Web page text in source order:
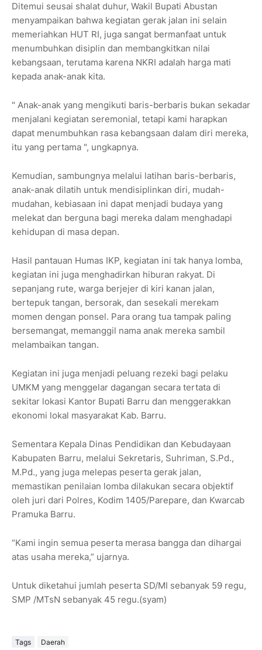
Ditemui seusai shalat duhur, Wakil Bupati Abustan
menyampaikan bahwa kegiatan gerak jalan ini selain
memeriahkan HUT RI, juga sangat bermanfaat untuk
menumbuhkan disiplin dan membangkitkan nilai
kebangsaan, terutama karena NKRI adalah harga mati
kepada anak-anak kita.
" Anak-anak yang mengikuti baris-berbaris bukan sekadar
menjalani kegiatan seremonial, tetapi kami harapkan
dapat menumbuhkan rasa kebangsaan dalam diri mereka,
itu yang pertama ", ungkapnya.
Kemudian, sambungnya melalui latihan baris-berbaris,
anak-anak dilatih untuk mendisiplinkan diri, mudah-
mudahan, kebiasaan ini dapat menjadi budaya yang
melekat dan berguna bagi mereka dalam menghadapi
kehidupan di masa depan.
Hasil pantauan Humas IKP, kegiatan ini tak hanya lomba,
kegiatan ini juga menghadirkan hiburan rakyat. Di
sepanjang rute, warga berjejer di kiri kanan jalan,
bertepuk tangan, bersorak, dan sesekali merekam
momen dengan ponsel. Para orang tua tampak paling
bersemangat, memanggil nama anak mereka sambil
melambaikan tangan.
Kegiatan ini juga menjadi peluang rezeki bagi pelaku
UMKM yang menggelar dagangan secara tertata di
sekitar lokasi Kantor Bupati Barru dan menggerakkan
ekonomi lokal masyarakat Kab. Barru.
Sementara Kepala Dinas Pendidikan dan Kebudayaan
Kabupaten Barru, melalui Sekretaris, Suhriman, S.Pd.,
M.Pd., yang juga melepas peserta gerak jalan,
memastikan penilaian lomba dilakukan secara objektif
oleh juri dari Polres, Kodim 1405/Parepare, dan Kwarcab
Pramuka Barru.
“Kami ingin semua peserta merasa bangga dan dihargai
atas usaha mereka,” ujarnya.
Untuk diketahui jumlah peserta SD/MI sebanyak 59 regu,
SMP /MTsN sebanyak 45 regu.(syam)
Tags Daerah